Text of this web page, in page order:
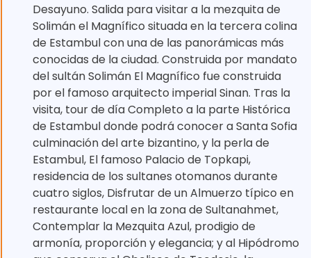
Desayuno. Salida para visitar a la mezquita de
Solimán el Magnífico situada en la tercera colina
de Estambul con una de las panorámicas más
conocidas de la ciudad. Construida por mandato
del sultán Solimán El Magnífico fue construida
por el famoso arquitecto imperial Sinan. Tras la
visita, tour de día Completo a la parte Histórica
de Estambul donde podrá conocer a Santa Sofia
culminación del arte bizantino, y la perla de
Estambul, El famoso Palacio de Topkapi,
residencia de los sultanes otomanos durante
cuatro siglos, Disfrutar de un Almuerzo típico en
restaurante local en la zona de Sultanahmet,
Contemplar la Mezquita Azul, prodigio de
armonía, proporción y elegancia; y al Hipódromo